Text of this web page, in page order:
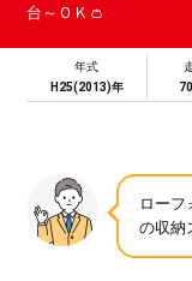
台～ＯＫ👛
年式
H25(2013)年
ロー
の収納